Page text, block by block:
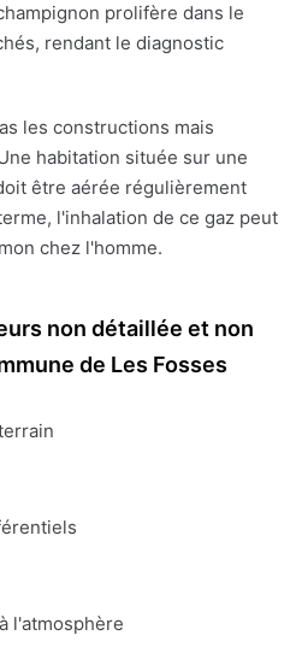
prolifère dans le
rendant le diagnostic
les constructions mais
habitation située sur une
être aérée régulièrement
l'inhalation de ce gaz peut
chez l'homme.
non détaillée et non
de Les Fosses
l'atmosphère